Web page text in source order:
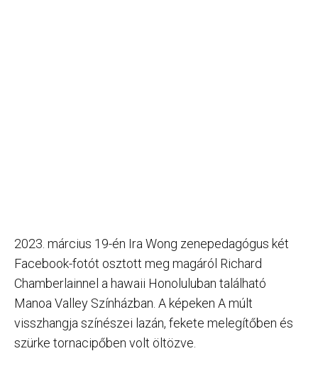
2023. március 19-én Ira Wong zenepedagógus két
Facebook-fotót osztott meg magáról Richard
Chamberlainnel a hawaii Honoluluban található
Manoa Valley Színházban. A képeken A múlt
visszhangja színészei lazán, fekete melegítőben és
szürke tornacipőben volt öltözve.